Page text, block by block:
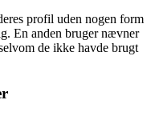
profil uden nogen form
En anden bruger nævner
de ikke havde brugt